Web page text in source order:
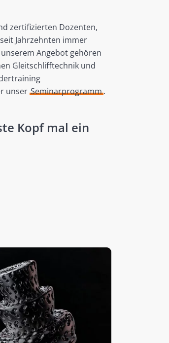
zertifizierten Dozenten,
Jahrzehnten immer
Angebot gehören
Gleitschlifftechnik und
unser Seminarprogramm.
Kopf mal ein